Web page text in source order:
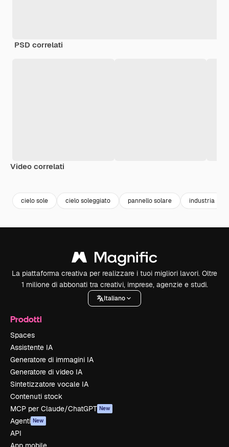
PSD correlati
Video correlati
cielo sole cielo soleggiato pannello solare industria
La piattaforma creativa per realizzare i tuoi migliori lavori. Oltre
1 milione di abbonati tra creativi, imprese, agenzie e studi.
Italiano
Prodotti
Spaces
Assistente IA
Generatore di immagini IA
Generatore di video IA
Sintetizzatore vocale IA
Contenuti stock
MCP per Claude/ChatGPT New
Agenti New
API